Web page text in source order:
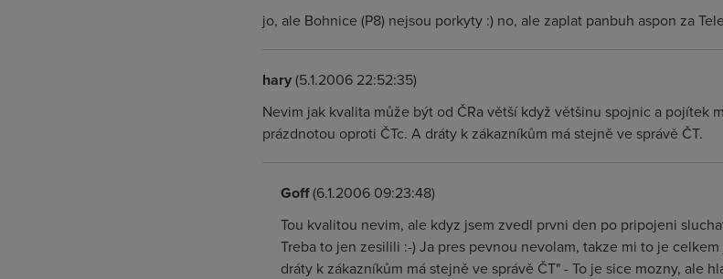
jo, ale Bohnice (P8) nejsou porkyty :) no, ale zaplat panbuh aspon za
hary(5.1.2006 22:52:35)
Nevim jak kvalita může být od ČRa větší když většinu spojnic a pojítek
prázdnotou oproti ČTc. A dráty k zákazníkům má stejně ve správě ČT.
Goff(6.1.2006 09:23:48)
Tou kvalitou nevim, ale kdyz jsem zvedl prvni den po pripojeni
Treba to jen zesilili :-) Ja pres pevnou nevolam, takze mi to je
dráty k zákazníkům má stejně ve správě ČT" - To je sice mozny, ale